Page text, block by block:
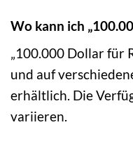
Wo kann ich
„100.000 Dollar für
und auf
erhältlich. Die
variieren.